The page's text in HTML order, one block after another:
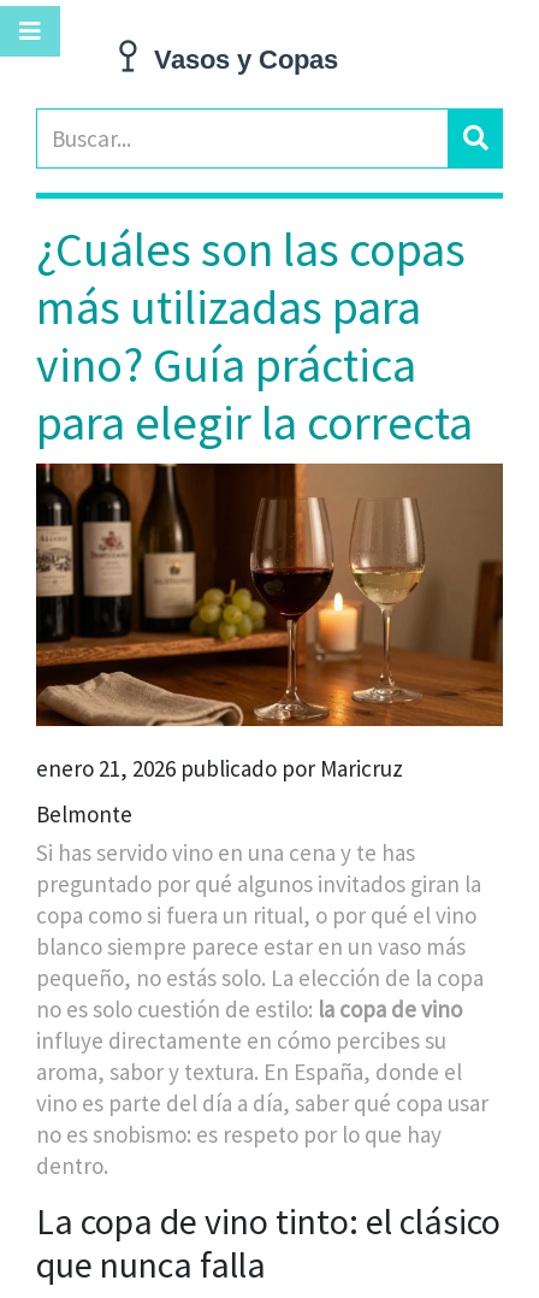
¿Cuáles son las copas
más utilizadas para
vino? Guía práctica
para elegir la correcta
enero 21, 2026 publicado por Maricruz
Belmonte
Si has servido vino en una cena y te has
preguntado por qué algunos invitados giran la
copa como si fuera un ritual, o por qué el vino
blanco siempre parece estar en un vaso más
pequeño, no estás solo. La elección de la copa
no es solo cuestión de estilo: la copa de vino
influye directamente en cómo percibes su
aroma, sabor y textura. En España, donde el
vino es parte del día a día, saber qué copa usar
no es snobismo: es respeto por lo que hay
dentro.
La copa de vino tinto: el clásico
que nunca falla